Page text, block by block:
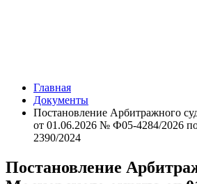
Главная
Документы
Постановление Арбитражного
от 01.06.2026 № Ф05-4284/2026
2390/2024
Постановление